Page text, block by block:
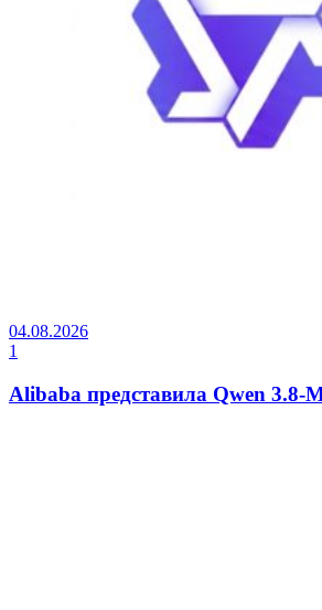
04.08.2026
1
Alibaba представила Qwen 3.8-